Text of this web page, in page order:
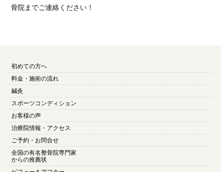
骨院までご連絡ください！
初めての方へ
料金・施術の流れ
鍼灸
スポーツコンディション
お客様の声
治療院情報・アクセス
ご予約・お問合せ
全国の有名整骨院専門家
からの推薦状